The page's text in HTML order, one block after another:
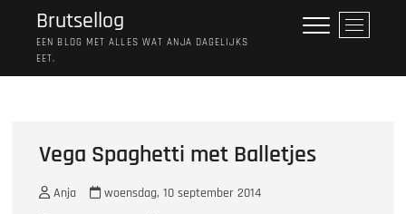
Brutsellog
EEN BLOG MET ALLES WAT ANJA DAGELIJKS
EET.
M
e
Vega Spaghetti met Balletjes
Anja
woensdag, 10 september 2014